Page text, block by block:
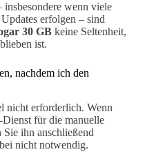
insbesondere wenn viele
erfolgen – sind
30 GB keine Seltenheit,
ist.
nachdem ich den
nicht erforderlich. Wenn
für die manuelle
Sie ihn anschließend
nicht notwendig.